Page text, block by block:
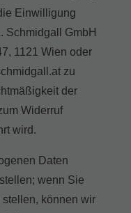
Einwilligung
Schmidgall GmbH
1121 Wien oder
zu
der
Widerruf
wird.
Daten
wenn Sie
stellen, können wir